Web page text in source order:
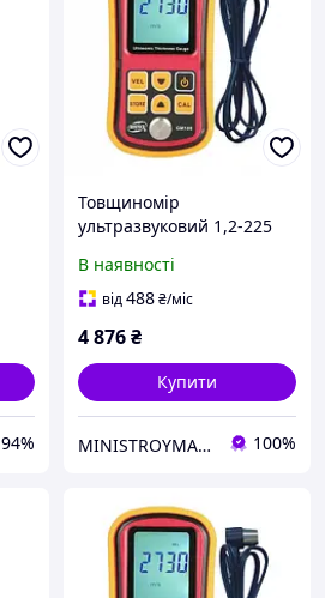
94%
Товщиномір
ультразвуковий 1,2-225
В наявності
від488₴/міс
4 876₴
Купити
MINISTROYMARKET 100%